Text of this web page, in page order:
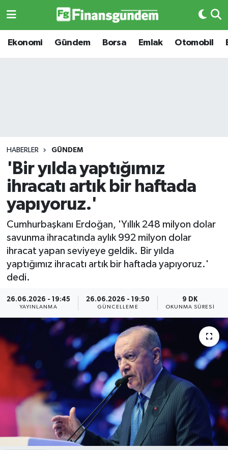
Ekonomi Gündem Borsa Emlak Otomobil
HABERLER GÜNDEM
'Bir yılda yaptığımız
ihracatı artık bir haftada
yapıyoruz.'
Cumhurbaşkanı Erdoğan, 'Yıllık 248 milyon dolar
savunma ihracatında aylık 992 milyon dolar
ihracat yapan seviyeye geldik. Bir yılda
yaptığımız ihracatı artık bir haftada yapıyoruz.'
dedi.
26.06.2026 - 19:45
YAYINLANMA
26.06.2026 - 19:50
GÜNCELLEME
9 DK
OKUNMA SÜRESI
Ekonomi
Otomobil
Gizlilik Sözleşmesi
Hakkımızda
İletişim
Künye
Yasal Uyarı
Ekonomi
Emtia
BITCOIN
Yapay Zeka